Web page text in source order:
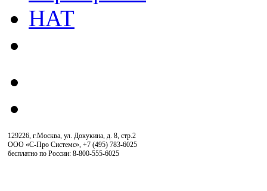
129226, г.Москва, ул. Докукина, д. 8, стр.2
ООО «С-Про Системс», +7 (495) 783-6025
бесплатно по России: 8-800-555-6025